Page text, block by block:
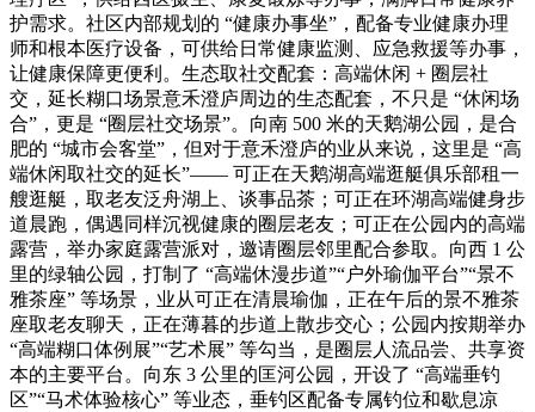
护需求。社区内部规划的 “健康办事坐”，配备专业健康办理
师和根本医疗设备，可供给日常健康监测、应急救援等办事，
让健康保障更便利。生态取社交配套：高端休闲 + 圈层社
交，延长糊口场景意禾澄庐周边的生态配套，不只是 “休闲场
合”，更是 “圈层社交场景”。向南 500 米的天鹅湖公园，是合
肥的 “城市会客堂”，但对于意禾澄庐的业从来说，这里是 “高
端休闲取社交的延长”—— 可正在天鹅湖高端逛艇俱乐部租一
艘逛艇，取老友泛舟湖上、谈事品茶；可正在环湖高端健身步
道晨跑，偶遇同样沉视健康的圈层老友；可正在公园内的高端
露营，举办家庭露营派对，邀请圈层邻里配合参取。向西 1 公
里的绿轴公园，打制了 “高端休漫步道”“户外瑜伽平台”“景不
雅茶座” 等场景，业从可正在清晨瑜伽，正在午后的景不雅茶
座取老友聊天，正在薄暮的步道上散步交心；公园内按期举办
“高端糊口体例展”“艺术展” 等勾当，是圈层人流品尝、共享资
本的主要平台。向东 3 公里的匡河公园，开设了 “高端垂钓
区”“马术体验核心” 等业态，垂钓区配备专属钓位和歇息凉